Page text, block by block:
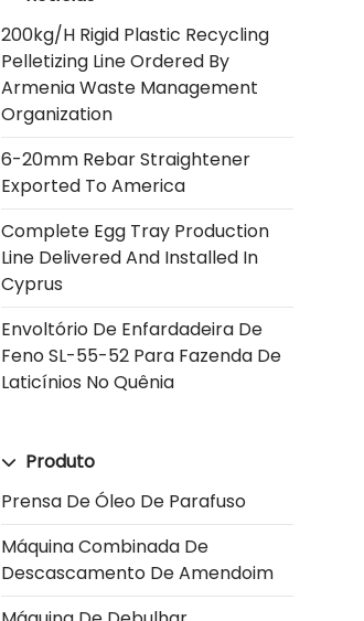
200kg/h Rigid Plastic Recycling
Pelletizing Line Ordered By
Armenia Waste Management
Organization
6-20mm Rebar Straightener
Exported To America
Complete Egg Tray Production
Line Delivered And Installed In
Cyprus
Envoltório De Enfardadeira De
Feno SL-55-52 Para Fazenda De
Laticínios No Quênia
Produto
Prensa De Óleo De Parafuso
Máquina Combinada De
Descascamento De Amendoim